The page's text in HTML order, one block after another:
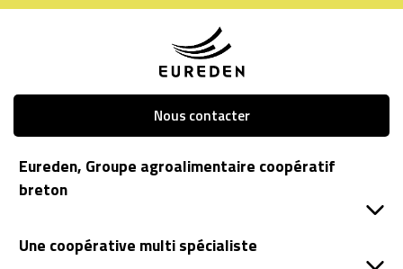
Nous contacter
Eureden, Groupe agroalimentaire coopératif
breton
Une coopérative multi spécialiste